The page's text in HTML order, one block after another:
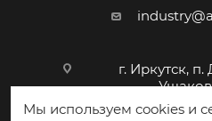
г. Иркутск,
Мы используем cookies и